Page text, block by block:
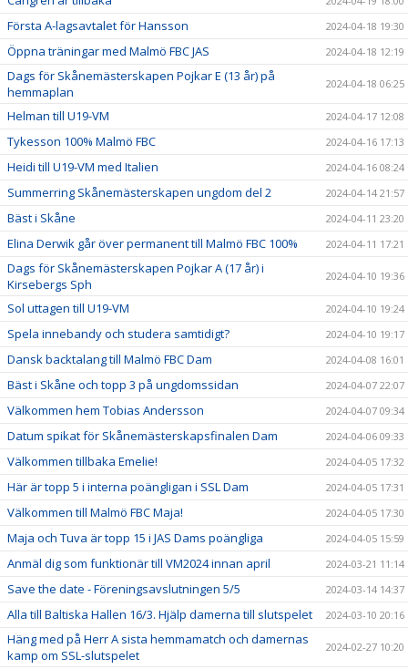
Första A-lagsavtalet för Hansson 2024-04-18 19:30
Öppna träningar med Malmö FBC JAS 2024-04-18 12:19
Dags för Skånemästerskapen Pojkar E (13 år) på
hemmaplan
2024-04-18 06:25
Helman till U19-VM 2024-04-17 12:08
Tykesson 100% Malmö FBC 2024-04-16 17:13
Heidi till U19-VM med Italien 2024-04-16 08:24
Summerring Skånemästerskapen ungdom del 2 2024-04-14 21:57
Bäst i Skåne 2024-04-11 23:20
Elina Derwik går över permanent till Malmö FBC 100% 2024-04-11 17:21
Dags för Skånemästerskapen Pojkar A (17 år) i
Kirsebergs Sph
2024-04-10 19:36
Sol uttagen till U19-VM 2024-04-10 19:24
Spela innebandy och studera samtidigt? 2024-04-10 19:17
Dansk backtalang till Malmö FBC Dam 2024-04-08 16:01
Bäst i Skåne och topp 3 på ungdomssidan 2024-04-07 22:07
Välkommen hem Tobias Andersson 2024-04-07 09:34
Datum spikat för Skånemästerskapsfinalen Dam 2024-04-06 09:33
Välkommen tillbaka Emelie! 2024-04-05 17:32
Här är topp 5 i interna poängligan i SSL Dam 2024-04-05 17:31
Välkommen till Malmö FBC Maja! 2024-04-05 17:30
Maja och Tuva är topp 15 i JAS Dams poängliga 2024-04-05 15:59
Anmäl dig som funktionär till VM2024 innan april 2024-03-21 11:14
Save the date - Föreningsavslutningen 5/5 2024-03-14 14:37
Alla till Baltiska Hallen 16/3. Hjälp damerna till slutspelet 2024-03-10 20:16
Häng med på Herr A sista hemmamatch och damernas
kamp om SSL-slutspelet
2024-02-27 10:20